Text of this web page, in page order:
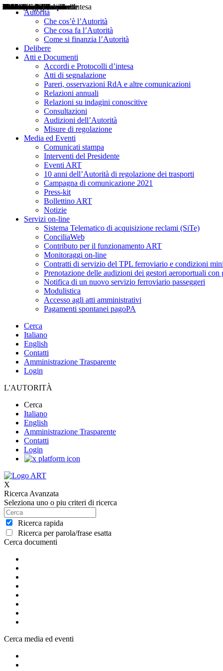
Autorità
Che cos’è l’Autorità
Che cosa fa l’Autorità
Come si finanzia l’Autorità
Delibere
Atti e Documenti
Accordi e Protocolli d’intesa
Atti di segnalazione
Pareri, osservazioni RdA e altre comunicazioni
Relazioni annuali
Relazioni su indagini conoscitive
Consultazioni
Audizioni dell’Autorità
Misure di regolazione
Media ed Eventi
Comunicati stampa
Interventi del Presidente
Eventi ART
10 anni dell’Autorità di regolazione dei trasporti
Campagna di comunicazione 2021
Press-kit
Bollettino ART
Notizie
Servizi on-line
Sistema Telematico di acquisizione reclami (SiTe)
ConciliaWeb
Contributo per il funzionamento ART
Monitoraggi on-line
Contratti di servizio del TPL ferroviario e condizioni
Prenotazione delle audizioni dei gestori aeroportuali con
Notifica di un nuovo servizio ferroviario passeggeri
Modulistica
Accesso agli atti amministrativi
Pagamenti spontanei pagoPA
Cerca
Italiano
English
Contatti
Amministrazione Trasparente
Login
L'AUTORITÀ
Cerca
Italiano
English
Amministrazione Trasparente
Contatti
Login
X
Ricerca Avanzata
Seleziona uno o piu criteri di ricerca
Ricerca rapida
Ricerca per parola/frase esatta
Cerca documenti
Delibere
Pareri
Consultazioni
Audizioni
Atti di Segnalazione
Accordi e Protocolli d'Intesa
Relazioni annuali
Misure di regolazione
Cerca media ed eventi
Notizie
Comunicati Stampa
Bollettini ART
Convegni ART
Interviste del Presidente
Articoli in primo piano
Interventi del Presidente
2004
2005
2010
2013
2014
2015
2016
2017
2018
2019
202
2020
2021
2022
2023
2024
2025
2026
Aereo
Marittimo
Terrestre